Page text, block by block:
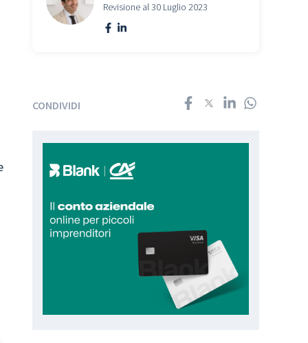
Revisione al 30 Luglio 2023
CONDIVIDI